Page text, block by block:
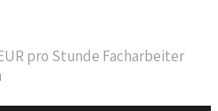
pro Stunde Facharbeiter